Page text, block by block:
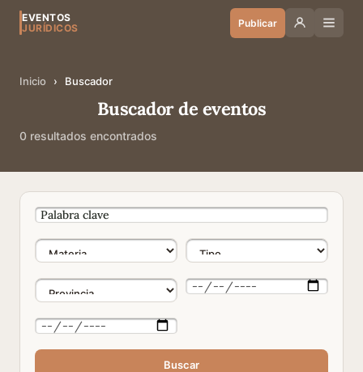
EVENTOS
JURÍDICOS
Publicar
Inicio › Buscador
Buscador de eventos
0 resultados encontrados
Buscar